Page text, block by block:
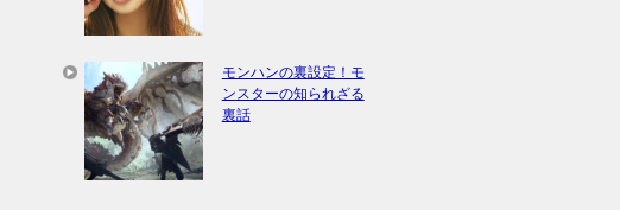
モンハンの裏設定！モ
ンスターの知られざる
裏話